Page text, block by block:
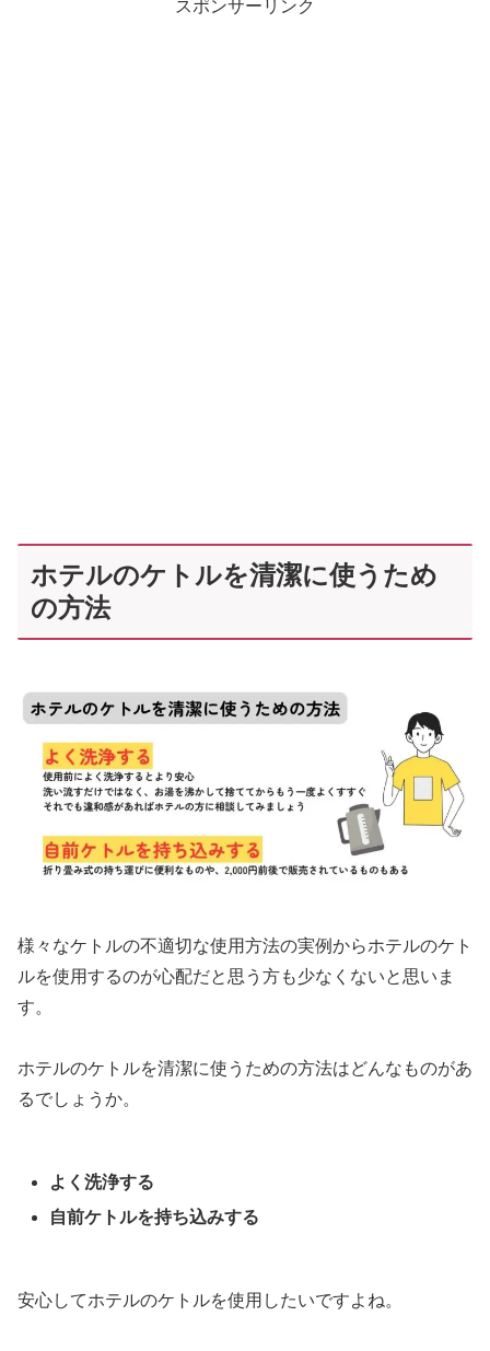
スポンサーリンク
ホテルのケトルを清潔に使うため
の方法
様々なケトルの不適切な使用方法の実例からホテルのケト
ルを使用するのが心配だと思う方も少なくないと思いま
す。
ホテルのケトルを清潔に使うための方法はどんなものがあ
るでしょうか。
よく洗浄する
自前ケトルを持ち込みする
安心してホテルのケトルを使用したいですよね。